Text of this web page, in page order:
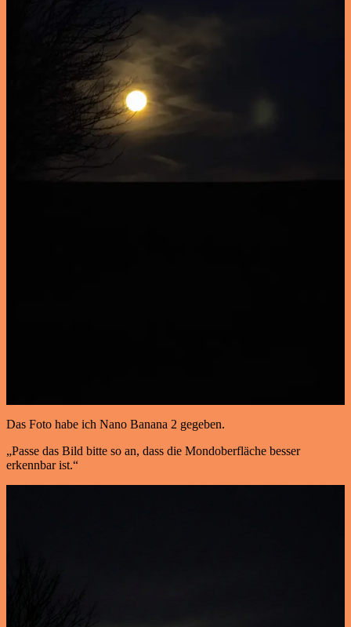
Das Foto habe ich Nano Banana 2 gegeben.
„Passe das Bild bitte so an, dass die Mondoberfläche besser
erkennbar ist.“